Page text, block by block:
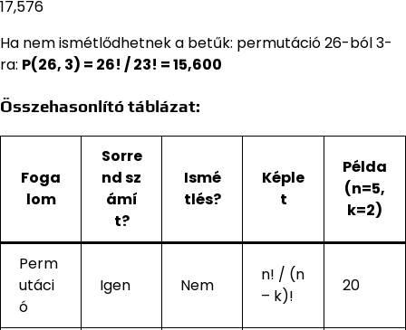
17,576
Ha nem ismétlődhetnek a betűk: permutáció 26-ból 3-
ra: P(26, 3) = 26! / 23! = 15,600
Összehasonlító táblázat:
Foga
lom
Sorre
nd sz
ámí
t?
Ismé
tlés?
Képle
t
Példa
(n=5,
k=2)
Perm
utáci
ó
Igen Nem
n! / (n
– k)!
20